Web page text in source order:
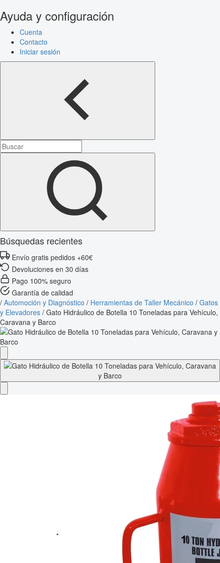
Ayuda y configuración
Cuenta
Contacto
Iniciar sesión
Búsquedas recientes
Envío gratis pedidos +60€
Devoluciones en 30 días
Pago 100% seguro
Garantía de calidad
/ Automoción y Diagnóstico / Herramientas de Taller Mecánico / Gatos
y Elevadores / Gato Hidráulico de Botella 10 Toneladas para Vehículo,
Caravana y Barco